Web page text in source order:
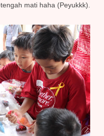
mati haha (Peyukkk).